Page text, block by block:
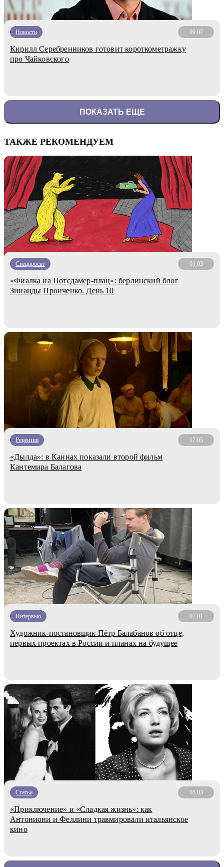
Новости 09.07
Кирилл Серебренников готовит короткометражку
про Чайковского
ПОКАЗАТЬ ЕЩЕ
ТАКЖЕ РЕКОМЕНДУЕМ
Спецпроект 01.03
«Фиалка на Потсдамер-плац»: берлинский блог
Зинаиды Пронченко. День 10
Рецензии 17.05
«Дылда»: в Каннах показали второй фильм
Кантемира Балагова
Интервью 07.01
Художник-постановщик Пётр Балабанов об отце,
первых проектах в России и планах на будущее
Статьи 05.03
«Приключение» и «Сладкая жизнь»: как
Антониони и Феллини травмировали итальянское
кино